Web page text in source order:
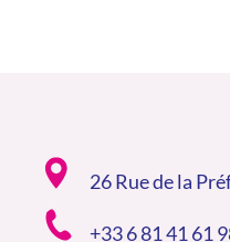
26 Rue de la
+33 6 81 41 61